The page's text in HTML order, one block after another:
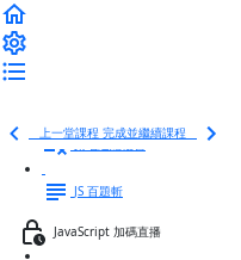
上一堂課程 完成並繼續課程
第七週總複習
JS 百題斬
JavaScript 加碼直播